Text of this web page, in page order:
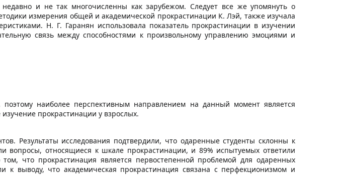
и не так многочисленны как зарубежом. Следует все же упомянуть о
измерения общей и академической прокрастинации К. Лэй, также изучала
Н. Г. Гаранян использовала показатель прокрастинации в изучении
связь между способностями к произвольному управлению эмоциями и
поэтому наиболее перспективным направлением на данный момент является
прокрастинации у взрослых.
Результаты исследования подтвердили, что одаренные студенты склонны к
относящиеся к шкале прокрастинации, и 89% испытуемых ответили
что прокрастинация является первостепенной проблемой для одаренных
выводу, что академическая прокрастинация связана с перфекционизмом и